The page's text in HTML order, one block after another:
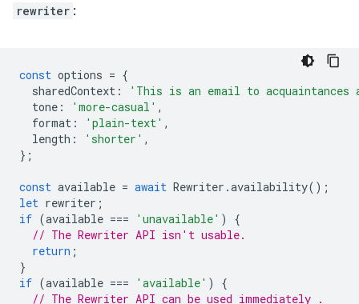
rewriter :
const options = {
sharedContext :
'This is an email to acquaintances
tone : 'more-casual' ,
format : 'plain-text' ,
length : 'shorter' ,
};
const available = await Rewriter .availability();
let rewriter ;
if (available === 'unavailable' )
{
// The Rewriter API isn't usable.
return ;
}
if (available === 'available' )
{
// The Rewriter API can be used immediately .